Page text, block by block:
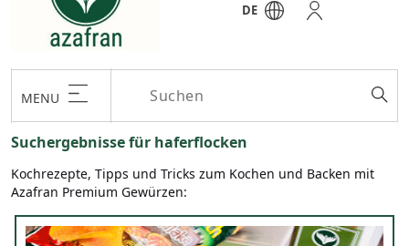
DE
MENU
Suchergebnisse für haferflocken
Kochrezepte, Tipps und Tricks zum Kochen und Backen mit
Azafran Premium Gewürzen: